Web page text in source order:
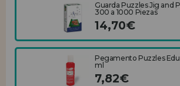
Guarda Puzzles Jig and
300 a 1000 Piezas
14,70€
Pegamento Puzzles
ml
7,82€